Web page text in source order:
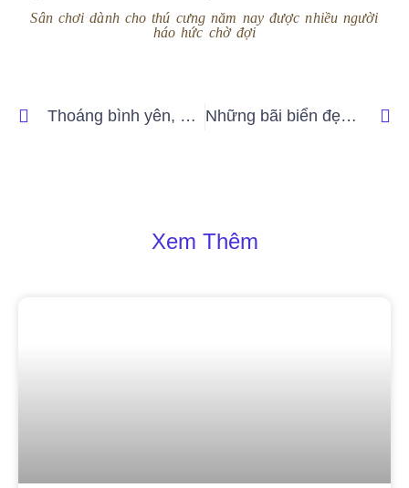
Sân chơi dành cho thú cưng năm nay được nhiều người
háo hức chờ đợi
Thoáng bình yên, buông bỏ muộn phiền chốn “thần tiên” bên rìa thành phố Những bãi biển đẹp, không nên bỏ lỡ khi đến Phan Thiết
Xem Thêm